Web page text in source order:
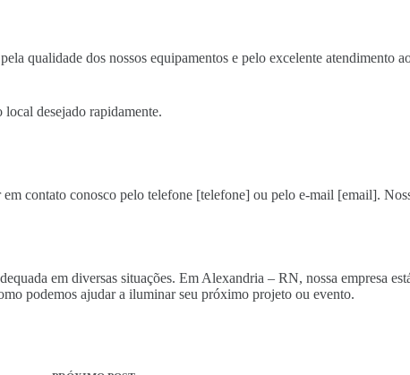
qualidade dos nossos equipamentos e pelo excelente atendimento
desejado rapidamente.
contato conosco pelo telefone [telefone] ou pelo e-mail [email].
em diversas situações. Em Alexandria – RN, nossa empresa
podemos ajudar a iluminar seu próximo projeto ou evento.